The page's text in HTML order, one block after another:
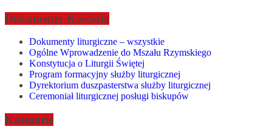
Dokumenty Kościoła
Dokumenty liturgiczne – wszystkie
Ogólne Wprowadzenie do Mszału Rzymskiego
Konstytucja o Liturgii Świętej
Program formacyjny służby liturgicznej
Dyrektorium duszpasterstwa służby liturgicznej
Ceremoniał liturgicznej posługi biskupów
Kategorie